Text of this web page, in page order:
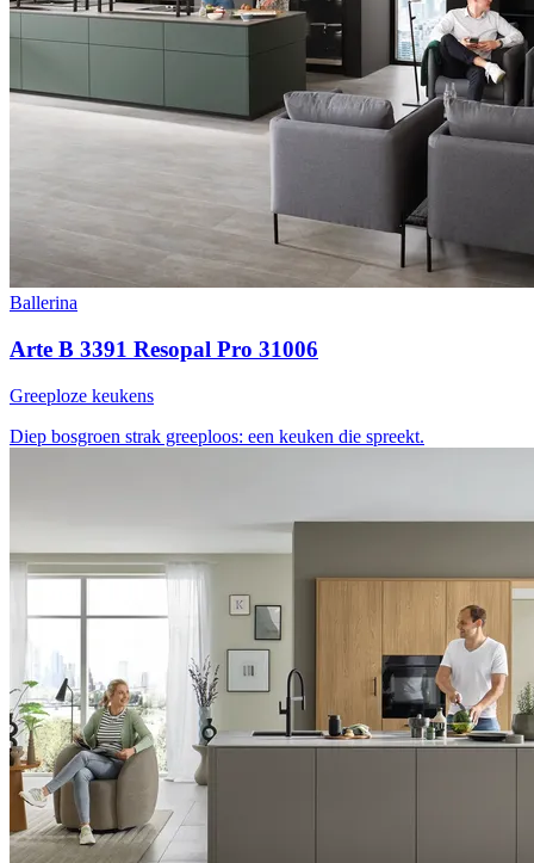
Ballerina
Arte B 3391 Resopal Pro 31006
Greeploze keukens
Diep bosgroen strak greeploos: een keuken die spreekt.